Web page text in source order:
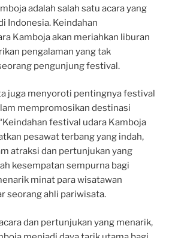
adalah salah satu acara yang
Indonesia. Keindahan
Kamboja akan meriahkan liburan
pengalaman yang tak
pengunjung festival.
juga menyoroti pentingnya festival
mempromosikan destinasi
festival udara Kamboja
pesawat terbang yang indah,
atraksi dan pertunjukan yang
kesempatan sempurna bagi
minat para wisatawan
seorang ahli pariwisata.
dan pertunjukan yang menarik,